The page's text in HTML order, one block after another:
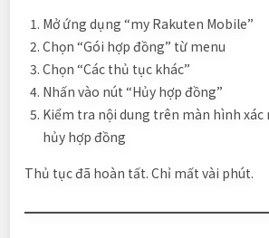
Mở ứng dụng “my Rakuten Mobile”
Chọn “Gói hợp đồng” từ menu
Chọn “Các thủ tục khác”
Nhấn vào nút “Hủy hợp đồng”
Kiểm tra nội dung trên màn hình xác
hủy hợp đồng
Thủ tục đã hoàn tất. Chỉ mất vài phút.